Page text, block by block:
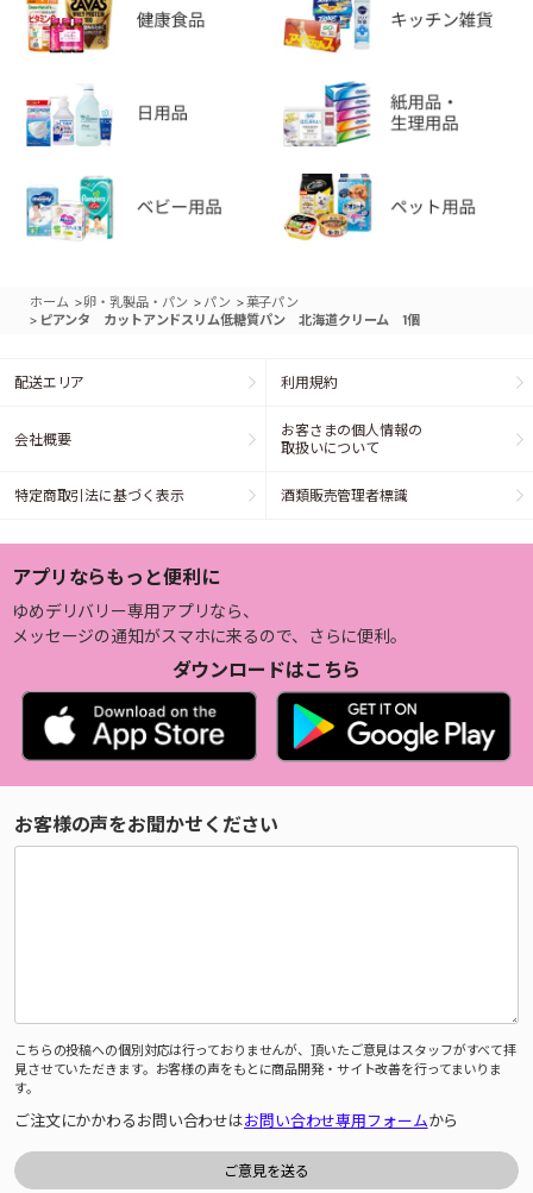
ホーム >卵・乳製品・パン > パン >菓子パン
> ピアンタ カットアンドスリム低糖質パン 北海道クリーム 1個
配送エリア 利用規約
会社概要
お客さまの個人情報の
取扱いについて
特定商取引法に基づく表示 酒類販売管理者標識
アプリならもっと便利に
ゆめデリバリー専用アプリなら、
メッセージの通知がスマホに来るので、さらに便利。
ダウンロードはこちら
お客様の声をお聞かせください
こちらの投稿への個別対応は行っておりませんが、頂いたご意見はスタッフがすべて拝
見させていただきます。お客様の声をもとに商品開発・サイト改善を行ってまいりま
す。
ご注文にかかわるお問い合わせはお問い合わせ専用フォームから